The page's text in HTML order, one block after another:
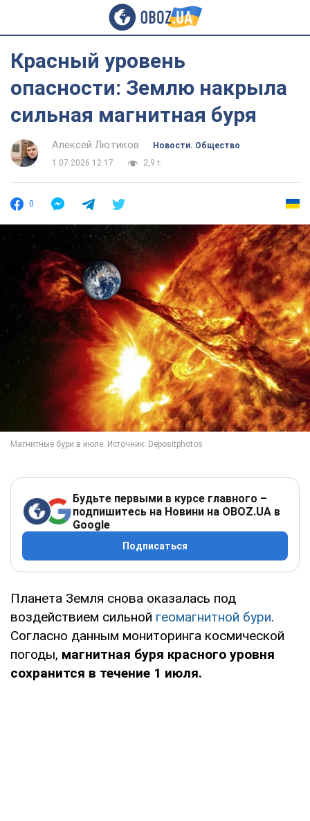
Красный уровень
опасности: Землю накрыла
сильная магнитная буря
Алексей Лютиков
Новости. Общество
1.07.2026 12:17
2,9 т.
0
Будьте первыми в курсе главного –
подпишитесь на Новини на OBOZ.UA в
Google
Подписаться
Планета Земля снова оказалась под
воздействием сильной геомагнитной бури.
Согласно данным мониторинга космической
погоды, магнитная буря красного уровня
сохранится в течение 1 июля.